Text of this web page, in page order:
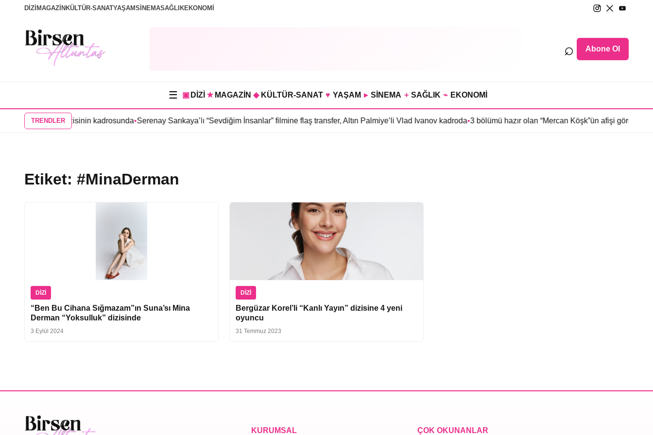
DİZİ MAGAZİN KÜLTÜR-SANATYAŞAMSİNEMASAĞLIKEKONOMİ
⌕ Abone Ol
☰ ▣ DİZİ ★ MAGAZİN ◆ KÜLTÜR-SANAT ♥ YAŞAM ▸ SİNEMA + SAĞLIK ⌁ EKONOMİ
TRENDLER
Sevda” dizisinin kadrosunda•Serenay Sarıkaya’lı “Sevdiğim İnsanlar” filmine flaş transfer, Altın Palmiye’li Vlad Ivanov kadroda•3 bölümü hazır olan “Mercan Köşk”ün afişi görücüye
Etiket: #MinaDerman
DIZI
“Ben Bu Cihana Sığmazam”ın Suna’sı Mina
Derman “Yoksulluk” dizisinde
3 Eylül 2024
DIZI
Bergüzar Korel’li “Kanlı Yayın” dizisine 4 yeni
oyuncu
31 Temmuz 2023
KURUMSAL ÇOK OKUNANLAR